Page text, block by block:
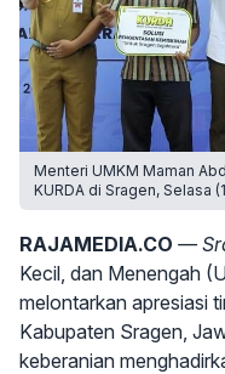
Menteri UMKM Maman
KURDA di Sragen, Selasa
RAJAMEDIA.CO —
Kecil, dan Menengah
melontarkan apresiasi
Kabupaten Sragen,
keberanian